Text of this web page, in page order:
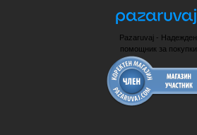
Pazaruvaj - Надежден
помощник за покупки